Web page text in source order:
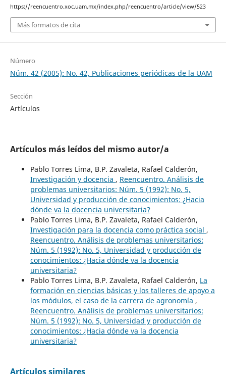
https://reencuentro.xoc.uam.mx/index.php/reencuentro/article/view/523
Más formatos de cita
Número
Núm. 42 (2005): No. 42, Publicaciones periódicas de la UAM
Sección
Artículos
Artículos más leídos del mismo autor/a
Pablo Torres Lima, B.P. Zavaleta, Rafael Calderón,
Investigación y docencia , Reencuentro. Análisis de
problemas universitarios: Núm. 5 (1992): No. 5,
Universidad y producción de conocimientos: ¿Hacia
dónde va la docencia universitaria?
Pablo Torres Lima, B.P. Zavaleta, Rafael Calderón,
Investigación para la docencia como práctica social ,
Reencuentro. Análisis de problemas universitarios:
Núm. 5 (1992): No. 5, Universidad y producción de
conocimientos: ¿Hacia dónde va la docencia
universitaria?
Pablo Torres Lima, B.P. Zavaleta, Rafael Calderón, La
formación en ciencias básicas y los talleres de apoyo a
los módulos, el caso de la carrera de agronomía ,
Reencuentro. Análisis de problemas universitarios:
Núm. 5 (1992): No. 5, Universidad y producción de
conocimientos: ¿Hacia dónde va la docencia
universitaria?
Artículos similares